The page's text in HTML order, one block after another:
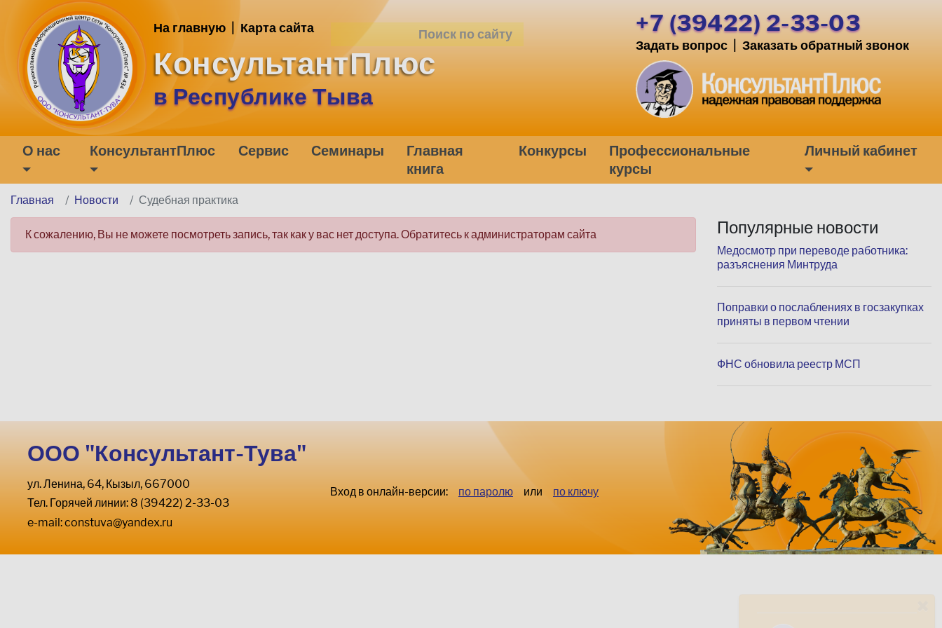
На главную Карта сайта
КонсультантПлюс
в Республике Тыва
+7 (39422) 2-33-03
Задать вопрос Заказать обратный звонок
О нас КонсультантПлюс Сервис Семинары
Главная
книга
Конкурсы
Профессиональные
курсы
Личный кабинет
Главная Новости Судебная практика
К сожалению, Вы не можете посмотреть запись, так как у вас нет доступа. Обратитесь к администраторам сайта Популярные новости
Медосмотр при переводе работника:
разъяснения Минтруда
Поправки о послаблениях в госзакупках
приняты в первом чтении
ФНС обновила реестр МСП
ООО "Консультант-Тува"
ул. Ленина, 64, Кызыл, 667000
Тел. Горячей линии: 8 (39422) 2-33-03
e-mail:constuva@yandex.ru
Вход в онлайн-версии: по паролю или по ключу